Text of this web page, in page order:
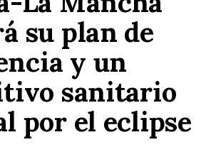
su plan de
y un
sanitario
por el eclipse